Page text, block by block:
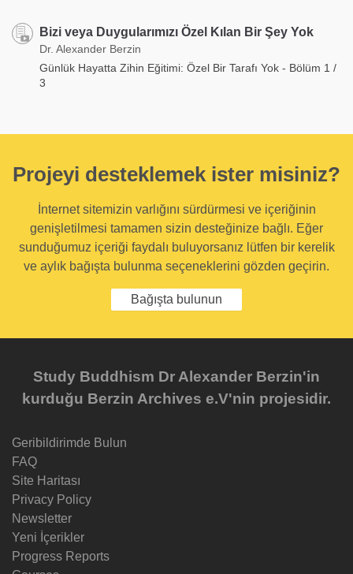
Bizi veya Duygularımızı Özel Kılan Bir Şey Yok
Dr. Alexander Berzin
Günlük Hayatta Zihin Eğitimi: Özel Bir Tarafı Yok - Bölüm 1 /
3
Projeyi desteklemek ister misiniz?
İnternet sitemizin varlığını sürdürmesi ve içeriğinin
genişletilmesi tamamen sizin desteğinize bağlı. Eğer
sunduğumuz içeriği faydalı buluyorsanız lütfen bir kerelik
ve aylık bağışta bulunma seçeneklerini gözden geçirin.
Bağışta bulunun
Study Buddhism Dr Alexander Berzin'in
kurduğu Berzin Archives e.V'nin projesidir.
Geribildirimde Bulun
FAQ
Site Haritası
Privacy Policy
Newsletter
Yeni İçerikler
Progress Reports